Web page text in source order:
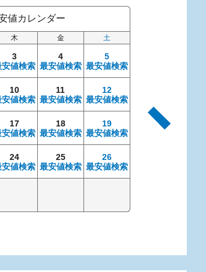
値カレンダー
木 金 土
3
安値検索
4
最安値検索
5
最安値検索
10
安値検索
11
最安値検索
12
最安値検索
17
安値検索
18
最安値検索
19
最安値検索
24
安値検索
25
最安値検索
26
最安値検索
11
最安値検索